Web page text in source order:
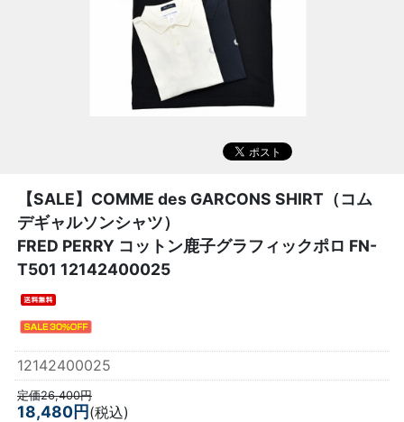
【SALE】 COMME des GARCONS SHIRT（コム
デギャルソンシャツ）
FRED PERRY コットン鹿子グラフィックポロ FN-
T501 12142400025
12142400025
定価26,400円
18,480円(税込)